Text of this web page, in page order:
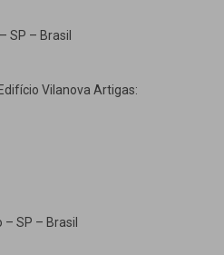
SP – Brasil
Vilanova Artigas:
SP – Brasil